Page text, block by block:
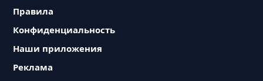
Правила
Конфиденциальность
Наши приложения
Реклама